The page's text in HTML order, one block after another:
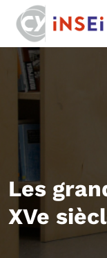
Les
XVe